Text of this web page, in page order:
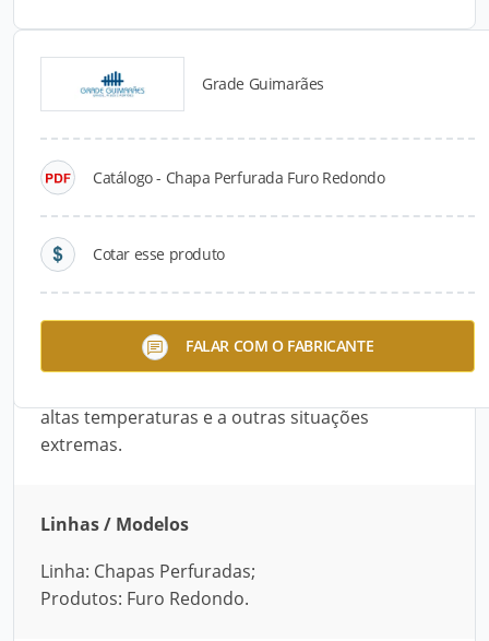
Grade Guimarães
Catálogo - Chapa Perfurada Furo Redondo
Cotar esse produto
FALAR COM O FABRICANTE
Detalhes do produto
A Chapa Perfurada Furo Redondo, fabricada pela
circulação de ar e a visibilidade do ambiente.
Fabricada com aço inox ou aço carbono, é
altas temperaturas e a outras situações
extremas.
Linhas / Modelos
Linha: Chapas Perfuradas;
Produtos: Furo Redondo.